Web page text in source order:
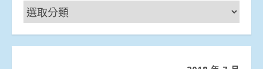
新
聞
分